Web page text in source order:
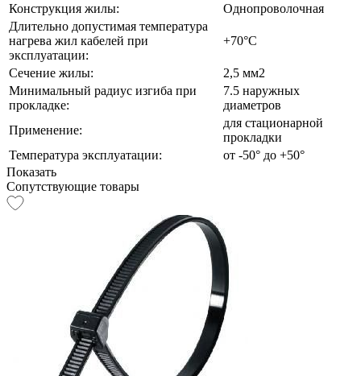
Конструкция жилы:
Однопроволочная
Длительно допустимая температура
нагрева жил кабелей при
эксплуатации:
+70°С
Сечение жилы:
2,5 мм2
Минимальный радиус изгиба при
прокладке:
7.5 наружных
диаметров
Применение:
для стационарной
прокладки
Температура эксплуатации:
от -50° до +50°
Показать
Сопутствующие товары